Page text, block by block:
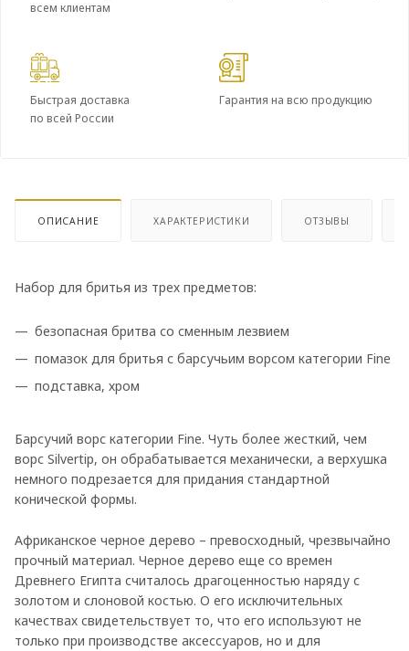
всем клиентам
Быстрая доставка
по всей России
Гарантия на всю продукцию
ОПИСАНИЕ ХАРАКТЕРИСТИКИ ОТЗЫВЫ
Набор для бритья из трех предметов:
безопасная бритва со сменным лезвием
помазок для бритья с барсучьим ворсом категории Fine
подставка, хром
Барсучий ворс категории Fine. Чуть более жесткий, чем
ворс Silvertip, он обрабатывается механически, а верхушка
немного подрезается для придания стандартной
конической формы.
Африканское черное дерево – превосходный, чрезвычайно
прочный материал. Черное дерево еще со времен
Древнего Египта считалось драгоценностью наряду с
золотом и слоновой костью. О его исключительных
качествах свидетельствует то, что его используют не
только при производстве аксессуаров, но и для